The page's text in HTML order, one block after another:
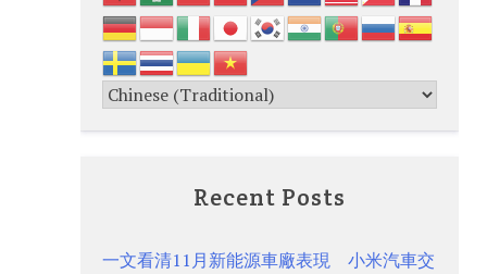
Recent Posts
一文看清11月新能源車廠表現 小米汽車交